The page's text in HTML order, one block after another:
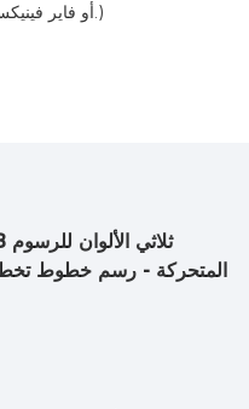
برنامج الليزر: (بانغولين QSFB3/FB4 أو فاير فينيكس.)